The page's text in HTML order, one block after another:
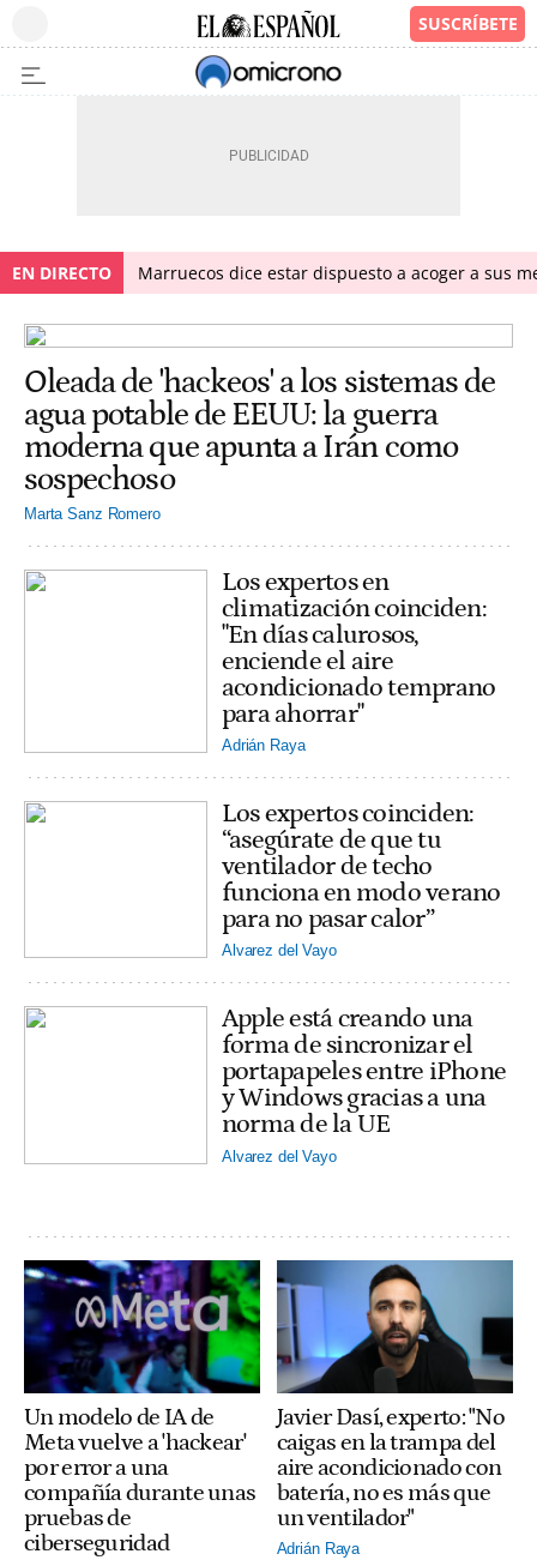
EN DIRECTO Marruecos dice estar dispuesto a acoger a sus
Oleada de 'hackeos' a los sistemas de
agua potable de EEUU: la guerra
moderna que apunta a Irán como
sospechoso
Marta Sanz Romero
Los expertos en
climatización coinciden:
"En días calurosos,
enciende el aire
acondicionado temprano
para ahorrar"
Adrián Raya
Los expertos coinciden:
“asegúrate de que tu
ventilador de techo
funciona en modo verano
para no pasar calor”
Alvarez del Vayo
Apple está creando una
forma de sincronizar el
portapapeles entre iPhone
y Windows gracias a una
norma de la UE
Alvarez del Vayo
Un modelo de IA de
Meta vuelve a 'hackear'
por error a una
compañía durante unas
pruebas de
ciberseguridad
Javier Dasí, experto: "No
caigas en la trampa del
aire acondicionado con
batería, no es más que
un ventilador"
Adrián Raya